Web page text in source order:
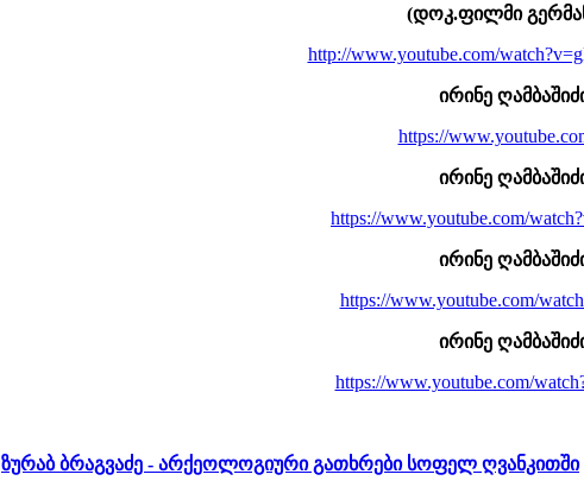
(დოკ.ფილმი
http://www.youtube.com/
ირინე
https://
ირინე
https://www.youtube.com/
ირინე
https://www.youtube.com/
ირინე
https://www.youtube.com/
ზურაბ ბრაგვაძე - არქეოლოგიური გათხრები სოფელ ღვანკითში